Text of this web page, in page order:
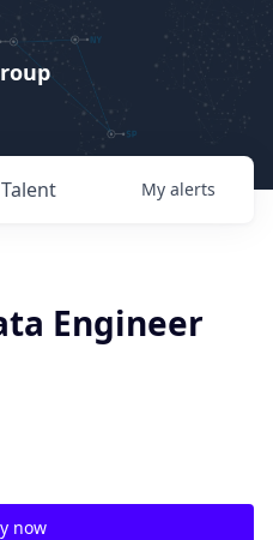
Talent My alerts
Engineer
now